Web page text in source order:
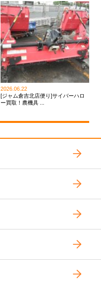
2026.06.22
[ジャム倉吉北店便り]サイバーハロ
ー買取！農機具 ...